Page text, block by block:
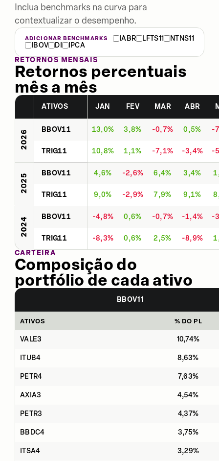
Inclua benchmarks na curva para
contextualizar o desempenho.
ADICIONAR BENCHMARKS IABR LFTS11
NTNS11
IBOV
DI
IPCA
RETORNOS MENSAIS
Retornos percentuais
mês a mês
ATIVOS JAN FEV MAR ABR
2026 BBOV11 13,0% 3,8% -0,7% 0,5% -
TRIG11 10,8% 1,1% -7,1% -3,4% -
2025 BBOV11 4,6% -2,6% 6,4% 3,4%
TRIG11 9,0% -2,9% 7,9% 9,1%
2024 BBOV11 -4,8% 0,6% -0,7% -1,4% -
TRIG11 -8,3% 0,6% 2,5% -8,9%
CARTEIRA
Composição do
portfólio de cada ativo
BBOV11
ATIVOS % DO PL
VALE3 10,74%
ITUB4 8,63%
PETR4 7,63%
AXIA3 4,54%
PETR3 4,37%
BBDC4 3,75%
ITSA4 3,29%